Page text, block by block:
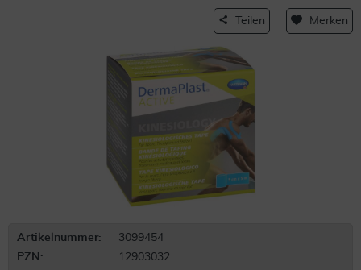
Teilen Merken
Artikelnummer:
3099454
PZN:
12903032